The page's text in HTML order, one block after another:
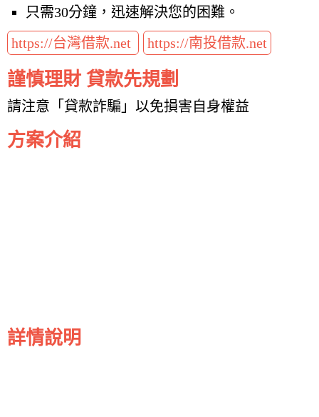
只需30分鐘，迅速解決您的困難。
https://台灣借款.net
https://南投借款.net
謹慎理財 貸款先規劃
請注意「貸款詐騙」以免損害自身權益
方案介紹
詳情說明